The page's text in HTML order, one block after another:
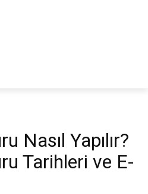
Nasıl Yapılır?
Tarihleri ve E-